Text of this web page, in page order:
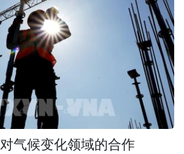
气候变化领域的合作